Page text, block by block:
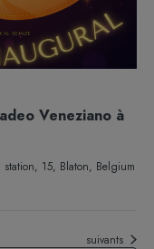
Veneziano à
station, 15, Blaton, Belgium
Évènements
suivants